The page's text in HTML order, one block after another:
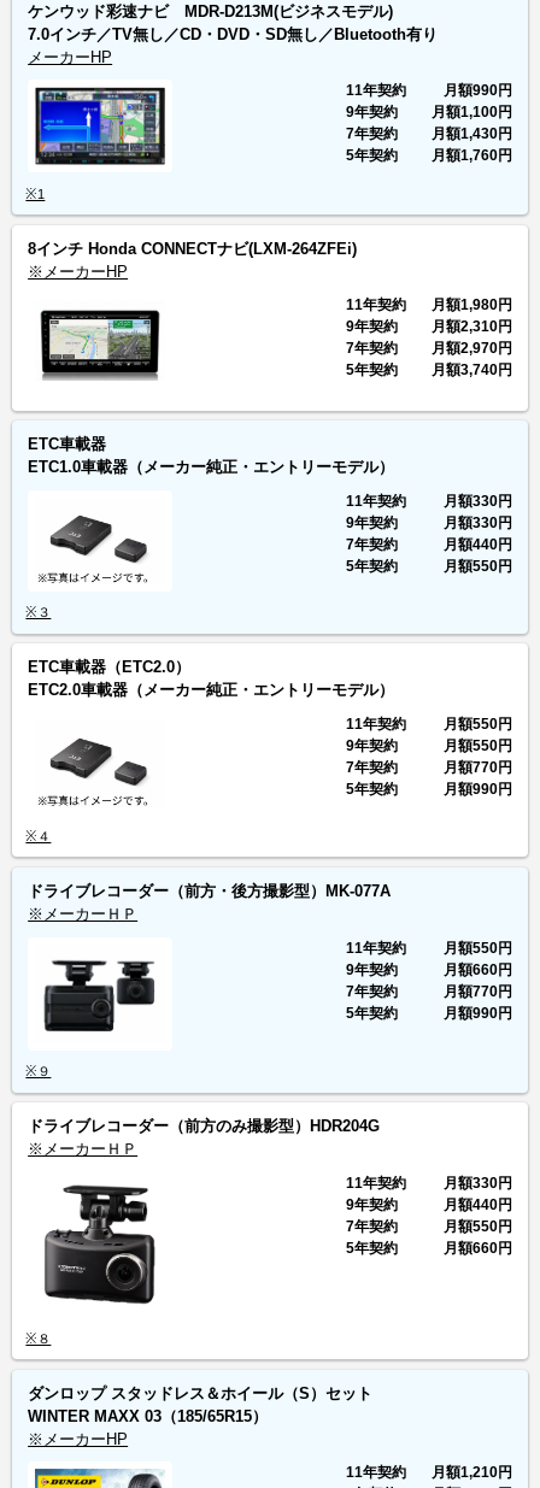
ケンウッド彩速ナビ MDR-D213M(ビジネスモデル)
7.0インチ／TV無し／CD・DVD・SD無し／Bluetooth有り
メーカーHP
※1
11年契約 月額990円
9年契約
月額1,100円
7年契約
月額1,430円
5年契約
月額1,760円
8インチ Honda CONNECTナビ(LXM-264ZFEi)
※メーカーHP
11年契約 月額1,980円
9年契約
月額2,310円
7年契約
月額2,970円
5年契約
月額3,740円
ETC車載器
ETC1.0車載器（メーカー純正・エントリーモデル）
※３
11年契約 月額330円
9年契約
月額330円
7年契約
月額440円
5年契約
月額550円
ETC車載器（ETC2.0）
ETC2.0車載器（メーカー純正・エントリーモデル）
※４
11年契約 月額550円
9年契約
月額550円
7年契約
月額770円
5年契約
月額990円
ドライブレコーダー（前方・後方撮影型）MK-077A
※メーカーＨＰ
※９
11年契約 月額550円
9年契約
月額660円
7年契約
月額770円
5年契約
月額990円
ドライブレコーダー（前方のみ撮影型）HDR204G
※メーカーＨＰ
※８
11年契約 月額330円
9年契約
月額440円
7年契約
月額550円
5年契約
月額660円
ダンロップ スタッドレス＆ホイール（S）セット
WINTER MAXX 03 （185/65R15）
※メーカーHP
11年契約 月額1,210円